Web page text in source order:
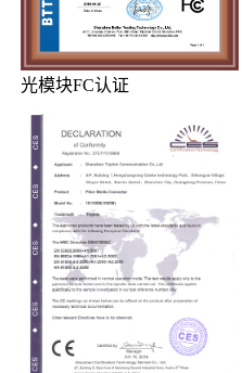
光模块FC认证